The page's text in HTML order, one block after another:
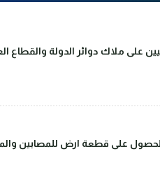
على ملاك دوائر الدولة والقطاع
على قطعة ارض للمصابين